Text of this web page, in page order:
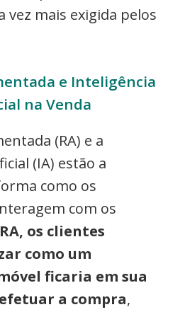
vez mais exigida pelos
e Inteligência
na Venda
(RA) e a
(IA) estão a
como os
com os
os clientes
como um
ficaria em sua
a compra,